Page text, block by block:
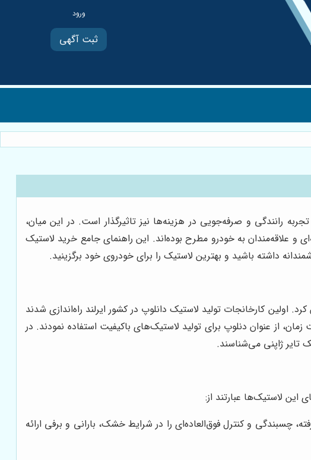
ثبت آگهی
رانندگی و صرفه‌جویی در هزینه‌ها نیز تاثیرگذار است. در این میان،
و علاقه‌مندان به خودرو مطرح بوده‌اند. این راهنمای جامع خرید لاستیک
داشته باشید و بهترین لاستیک را برای خودروی خود برگزینید.
را تاسیس کرد. اولین کارخانجات تولید لاستیک دانلوپ در کشور ایرلند راه‌اندازی شدند
آر، دنلوپ را خریداری کرد و با گذشت زمان، از عنوان دنلوپ برای تولید لاستیک‌های باکیفیت استفاده نمودند. در
تایر ژاپنی می‌شناسند.
این لاستیک‌ها عبارتند از:
چسبندگی و کنترل فوق‌العاده‌ای را در شرایط خشک، بارانی و برفی ارائه